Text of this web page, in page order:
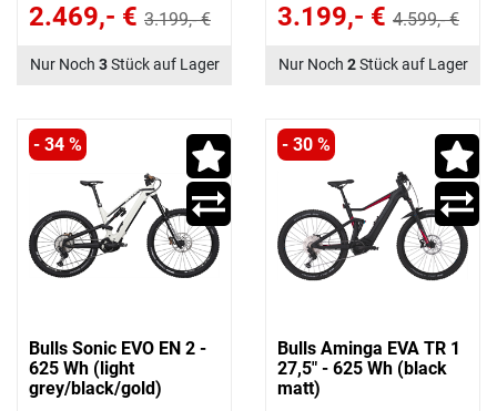
2.469,- € 3.199,- €
Nur Noch 3Stück auf Lager
3.199,- € 4.599,- €
Nur Noch 2Stück auf Lager
- 34 %
Bulls Sonic EVO EN 2 -
625 Wh (light
grey/black/gold)
- 30 %
Bulls Aminga EVA TR 1
27,5" - 625 Wh (black
matt)